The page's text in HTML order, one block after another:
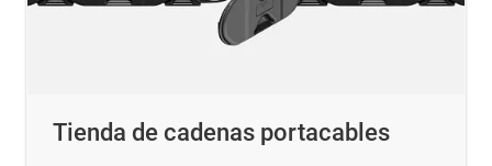
Tienda de cadenas portacables